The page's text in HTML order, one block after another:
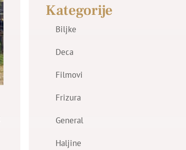
Kategorije
Biljke
Deca
Filmovi
Frizura
General
Haljine